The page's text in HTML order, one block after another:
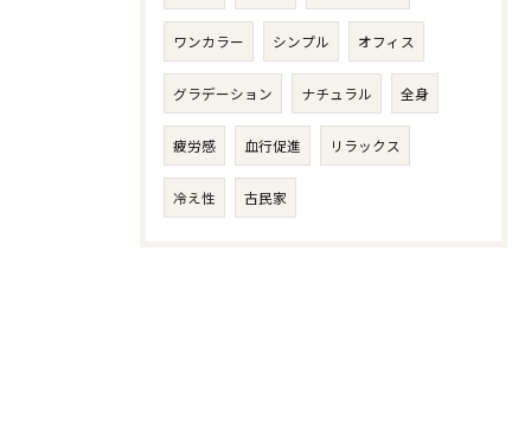
ワンカラー シンプル オフィス
グラデーション ナチュラル 全身
疲労感 血行促進 リラックス
冷え性 古民家